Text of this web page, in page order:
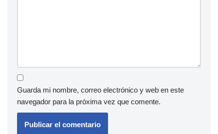
Guarda mi nombre, correo electrónico y web en este
navegador para la próxima vez que comente.